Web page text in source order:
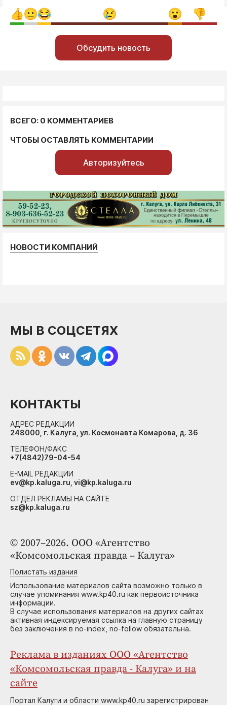
Обсудить новость
ВСЕГО: 0 КОММЕНТАРИЕВ
ЧТОБЫ ОСТАВЛЯТЬ КОММЕНТАРИИ
Авторизуйтесь
НОВОСТИ КОМПАНИЙ
© 2007–2026. ООО «Агентство
«Комсомольская правда – Калуга»
Полистать издания
Использование материалов сайта возможно только в
случае упоминания www.kp40.ru как первоисточника
информации.
В случае использования материалов на других сайтах
активная индексируемая ссылка на главную страницу
без заключения в no-index, no-follow обязательна.
Реклама в изданиях ООО «Агентство
«Комсомольская правда - Калуга» и на
сайте
Портал Калуги и области www.kp40.ru зарегистрирован
МЫ В СОЦСЕТЯХ
КОНТАКТЫ
АДРЕС РЕДАКЦИИ
248000, г. Калуга, ул. Космонавта Комарова, д. 36
ТЕЛЕФОН/ФАКС
+7(4842)79-04-54
E-MAIL РЕДАКЦИИ
ev@kp.kaluga.ru, vi@kp.kaluga.ru
ОТДЕЛ РЕКЛАМЫ НА САЙТЕ
sz@kp.kaluga.ru